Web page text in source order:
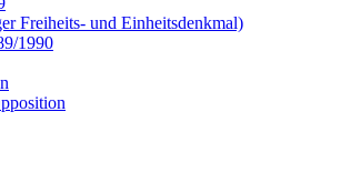
Freiheits- und Einheitsdenkmal)
1990